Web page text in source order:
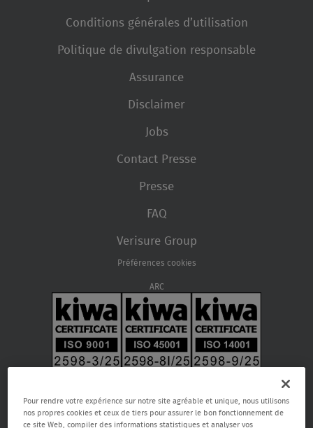
Conditions générales d’utilisation
Politique de divulgation responsable
Assurance
Disclaimer
Jobs
Contact Presse
Presse
FAQ
Verisure Group
Préférences cookies
ARC
Pour rendre votre expérience sur notre site agréable et unique, nous utilisons
nos propres cookies et ceux de tiers pour assurer le bon fonctionnement de
ce site Web, compiler des informations statistiques et analyser vos